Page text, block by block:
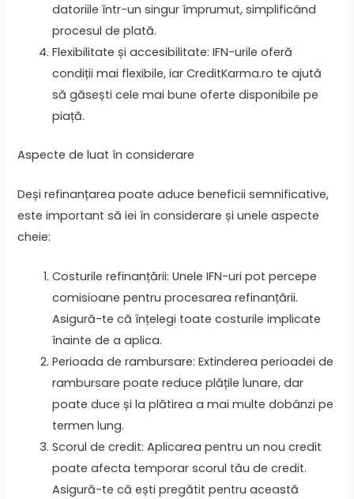
datoriile într-un singur împrumut, simplificând
procesul de plată.
Flexibilitate și accesibilitate: IFN-urile oferă
condiții mai flexibile, iar CreditKarma.ro te ajută
să găsești cele mai bune oferte disponibile pe
piață.
Aspecte de luat în considerare
Deși refinanțarea poate aduce beneficii semnificative,
este important să iei în considerare și unele aspecte
cheie:
Costurile refinanțării: Unele IFN-uri pot percepe
comisioane pentru procesarea refinanțării.
Asigură-te că înțelegi toate costurile implicate
înainte de a aplica.
Perioada de rambursare: Extinderea perioadei de
rambursare poate reduce plățile lunare, dar
poate duce și la plătirea a mai multe dobânzi pe
termen lung.
Scorul de credit: Aplicarea pentru un nou credit
poate afecta temporar scorul tău de credit.
Asigură-te că ești pregătit pentru această